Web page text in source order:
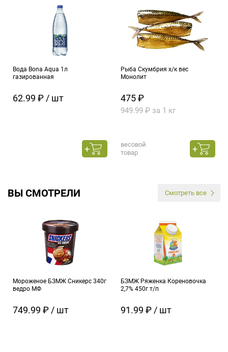
Вода Bona Aqua 1л
газированная
62.99 ₽ / шт
Рыба Скумбрия х/к вес
Монолит
475 ₽
949.99 ₽ за 1 кг
весовой
товар
ВЫ СМОТРЕЛИ Смотреть все
Мороженое БЗМЖ Сникерс 340г
ведро МФ
749.99 ₽ / шт
БЗМЖ Ряженка Кореновочка
2,7% 450г т/п
91.99 ₽ / шт